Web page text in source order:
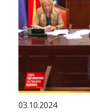
03.10.2024